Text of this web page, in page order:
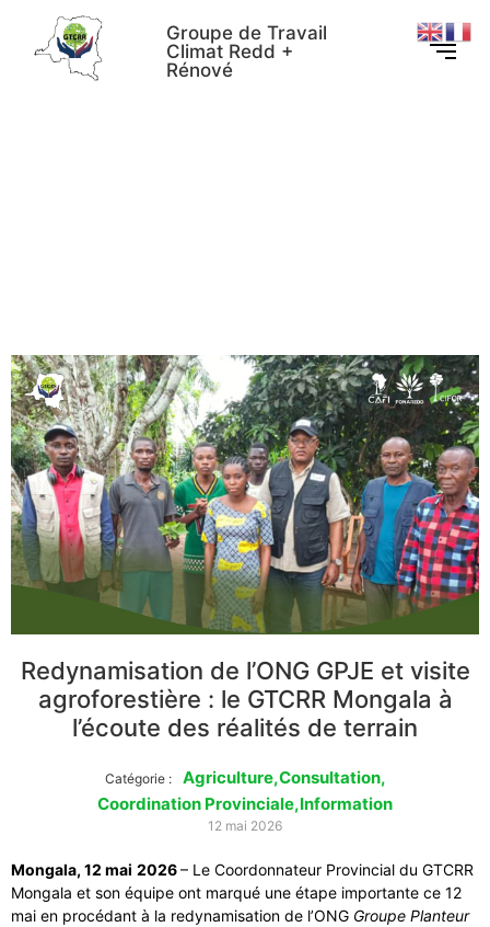
Groupe de Travail
Climat Redd +
Rénové
Redynamisation de l’ONG GPJE et visite
agroforestière : le GTCRR Mongala à
l’écoute des réalités de terrain
Catégorie : Agriculture,Consultation,
Coordination Provinciale,Information
12 mai 2026
Mongala, 12 mai 2026– Le Coordonnateur Provincial du GTCRR
Mongala et son équipe ont marqué une étape importante ce 12
mai en procédant à la redynamisation de l’ONG Groupe Planteur